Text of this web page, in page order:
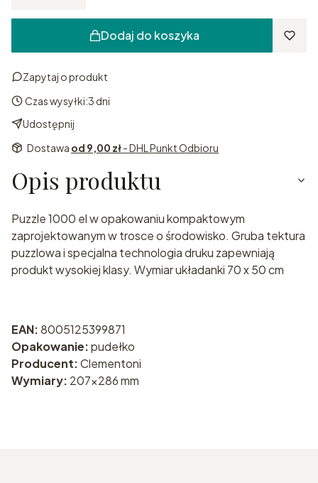
Dodaj do koszyka
Zapytaj o produkt
Czas wysyłki:3 dni
Udostępnij
Dostawa od 9,00 zł- DHL Punkt Odbioru
Opis produktu
Puzzle 1000 el w opakowaniu kompaktowym
zaprojektowanym w trosce o środowisko. Gruba tektura
puzzlowa i specjalna technologia druku zapewniają
produkt wysokiej klasy. Wymiar układanki 70 x 50 cm
EAN:8005125399871
Opakowanie:pudełko
Producent:Clementoni
Wymiary: 207x286 mm